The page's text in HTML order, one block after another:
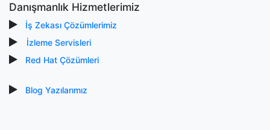
Danışmanlık Hizmetlerimiz
İş Zekası Çözümlerimiz
İzleme Servisleri
Red Hat Çözümleri
Blog Yazılarımız